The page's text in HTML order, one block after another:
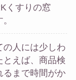
くすりの窓
の人には少しわ
とえば、商品検
るまで時間がか